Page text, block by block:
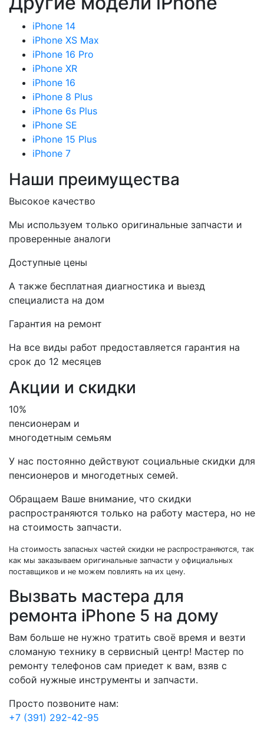
iPhone 14
iPhone XS Max
iPhone 16 Pro
iPhone XR
iPhone 16
iPhone 8 Plus
iPhone 6s Plus
iPhone SE
iPhone 15 Plus
iPhone 7
Наши преимущества
Высокое качество
Мы используем только оригинальные запчасти и
проверенные аналоги
Доступные цены
А также бесплатная диагностика и выезд
специалиста на дом
Гарантия на ремонт
На все виды работ предоставляется гарантия на
срок до 12 месяцев
Акции и скидки
10%
пенсионерам и
многодетным семьям
У нас постоянно действуют социальные скидки для
пенсионеров и многодетных семей.
Обращаем Ваше внимание, что скидки
распространяются только на работу мастера, но не
на стоимость запчасти.
На стоимость запасных частей скидки не распространяются, так
как мы заказываем оригинальные запчасти у официальных
поставщиков и не можем повлиять на их цену.
Вызвать мастера для
ремонта iPhone 5 на дому
Вам больше не нужно тратить своё время и везти
сломаную технику в сервисный центр! Мастер по
ремонту телефонов сам приедет к вам, взяв с
собой нужные инструменты и запчасти.
Просто позвоните нам:
+7 (391) 292-42-95